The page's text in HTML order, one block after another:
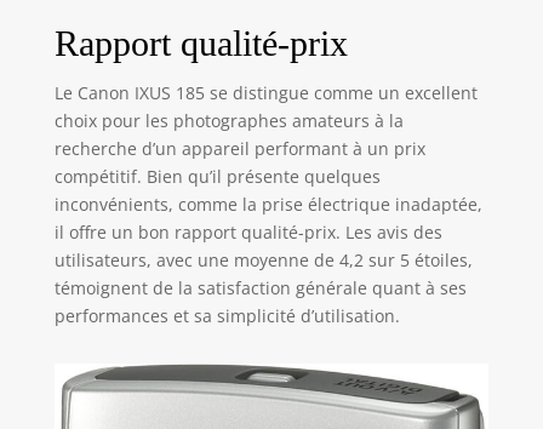
Rapport qualité-prix
Le Canon IXUS 185 se distingue comme un excellent
choix pour les photographes amateurs à la
recherche d’un appareil performant à un prix
compétitif. Bien qu’il présente quelques
inconvénients, comme la prise électrique inadaptée,
il offre un bon rapport qualité-prix. Les avis des
utilisateurs, avec une moyenne de 4,2 sur 5 étoiles,
témoignent de la satisfaction générale quant à ses
performances et sa simplicité d’utilisation.